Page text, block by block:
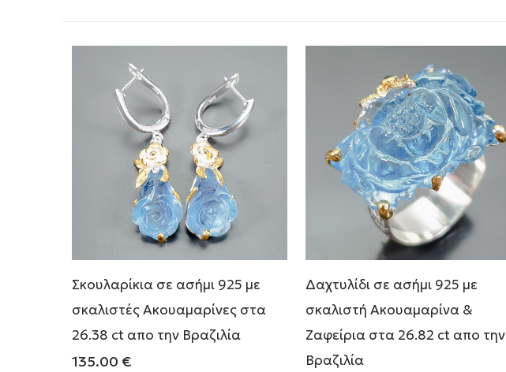
Σκουλαρίκια σε ασήμι 925 με
σκαλιστές Ακουαμαρίνες στα
26.38 ct απο την Βραζιλία
135.00 €
Δαχτυλίδι σε ασήμι 925 με
σκαλιστή Ακουαμαρίνα &
Ζαφείρια στα 26.82 ct απο την
Βραζιλία